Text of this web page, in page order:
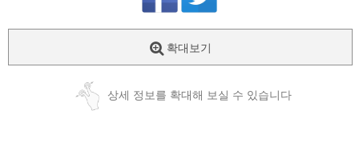
확대보기
상세 정보를 확대해 보실 수 있습니다